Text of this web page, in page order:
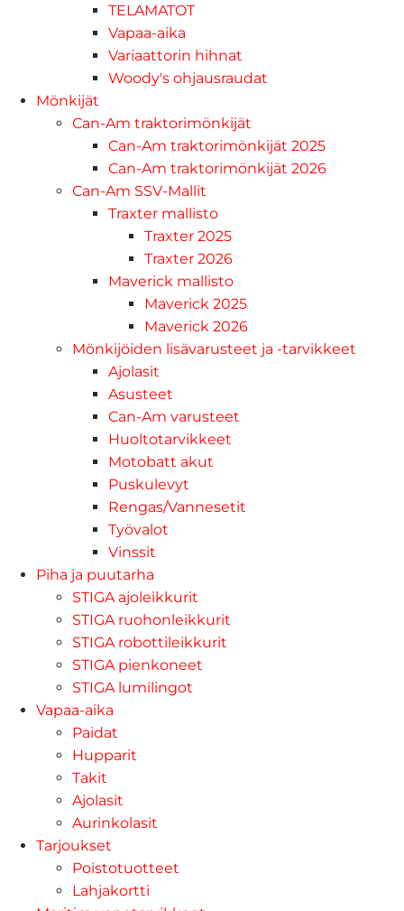
TELAMATOT
Vapaa-aika
Variaattorin hihnat
Woody's ohjausraudat
Mönkijät
Can-Am traktorimönkijät
Can-Am traktorimönkijät 2025
Can-Am traktorimönkijät 2026
Can-Am SSV-Mallit
Traxter mallisto
Traxter 2025
Traxter 2026
Maverick mallisto
Maverick 2025
Maverick 2026
Mönkijöiden lisävarusteet ja -tarvikkeet
Ajolasit
Asusteet
Can-Am varusteet
Huoltotarvikkeet
Motobatt akut
Puskulevyt
Rengas/Vannesetit
Työvalot
Vinssit
Piha ja puutarha
STIGA ajoleikkurit
STIGA ruohonleikkurit
STIGA robottileikkurit
STIGA pienkoneet
STIGA lumilingot
Vapaa-aika
Paidat
Hupparit
Takit
Ajolasit
Aurinkolasit
Tarjoukset
Poistotuotteet
Lahjakortti